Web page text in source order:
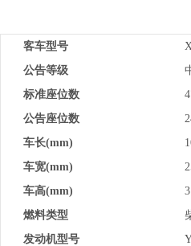
客车型号
公告等级
标准座位数
公告座位数
车长(mm)
车宽(mm)
车高(mm)
燃料类型
发动机型号